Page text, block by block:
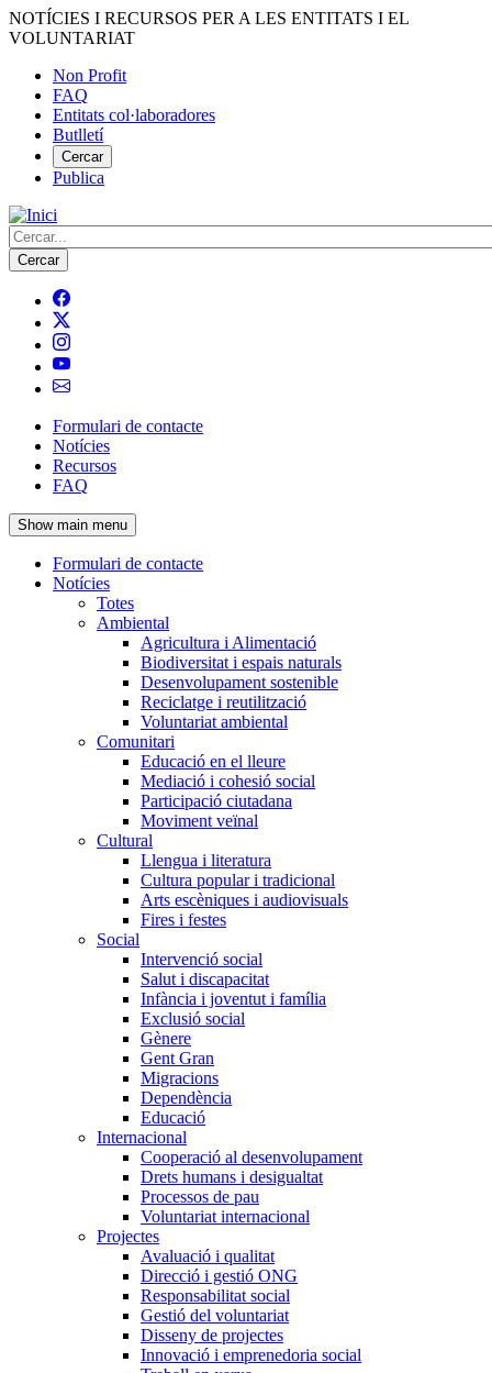
Vés
al
NOTÍCIES I RECURSOS PER A LES ENTITATS I EL
VOLUNTARIAT
Menú
del
compte
d'usuari
Non Profit
FAQ
Entitats col·laboradores
Butlletí
Cercar
Publica
Cerca
Navegació
principal
de
l'encapçalament
Formulari de contacte
Notícies
Recursos
FAQ
Show main menu
Navegació
principal
Formulari de contacte
Notícies
Totes
Ambiental
Agricultura i Alimentació
Biodiversitat i espais naturals
Desenvolupament sostenible
Reciclatge i reutilització
Voluntariat ambiental
Comunitari
Educació en el lleure
Mediació i cohesió social
Participació ciutadana
Moviment veïnal
Cultural
Llengua i literatura
Cultura popular i tradicional
Arts escèniques i audiovisuals
Fires i festes
Social
Intervenció social
Salut i discapacitat
Infància i joventut i família
Exclusió social
Gènere
Gent Gran
Migracions
Dependència
Educació
Internacional
Cooperació al desenvolupament
Drets humans i desigualtat
Processos de pau
Voluntariat internacional
Projectes
Avaluació i qualitat
Direcció i gestió ONG
Responsabilitat social
Gestió del voluntariat
Disseny de projectes
Innovació i emprenedoria social